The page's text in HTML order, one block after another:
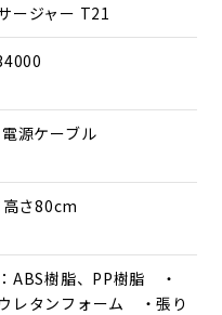
た専用メカを搭載し、最
ンチの施療範囲で、各部
す。
ージャー T21
源ケーブル
さ80cm
ABS樹脂、PP樹脂 ・
レタンフォーム ・張り